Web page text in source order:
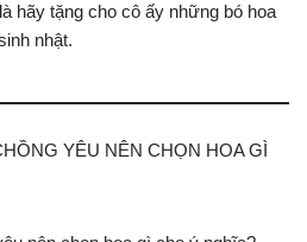
hãy tặng cho cô ấy những bó hoa
nhật.
YÊU NÊN CHỌN HOA GÌ